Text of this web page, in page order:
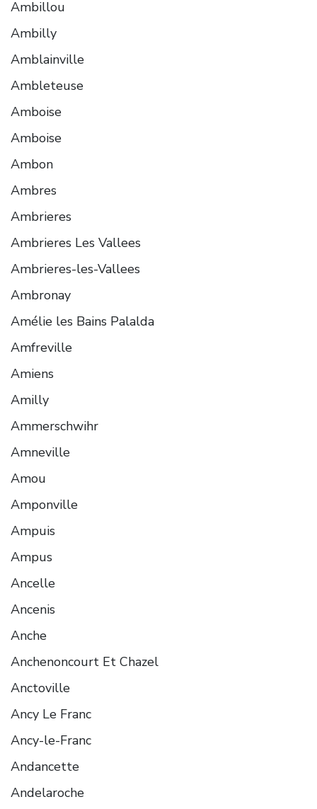
Ambillou
Ambilly
Amblainville
Ambleteuse
Amboise
Amboise
Ambon
Ambres
Ambrieres
Ambrieres Les Vallees
Ambrieres-les-Vallees
Ambronay
Amélie les Bains Palalda
Amfreville
Amiens
Amilly
Ammerschwihr
Amneville
Amou
Amponville
Ampuis
Ampus
Ancelle
Ancenis
Anche
Anchenoncourt Et Chazel
Anctoville
Ancy Le Franc
Ancy-le-Franc
Andancette
Andelaroche